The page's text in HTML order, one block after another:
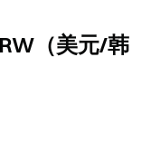
（美元/韩